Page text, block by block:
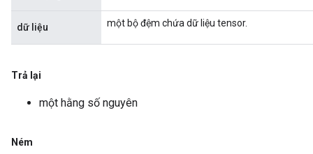
dữ liệu một bộ đệm chứa dữ liệu tensor.
Trả lại
một hằng số nguyên
Ném